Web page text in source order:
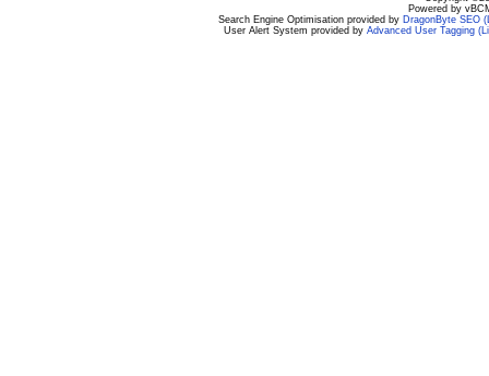
Powered by
Search Engine Optimisation provided by DragonByte SEO
User Alert System provided by Advanced User Tagging